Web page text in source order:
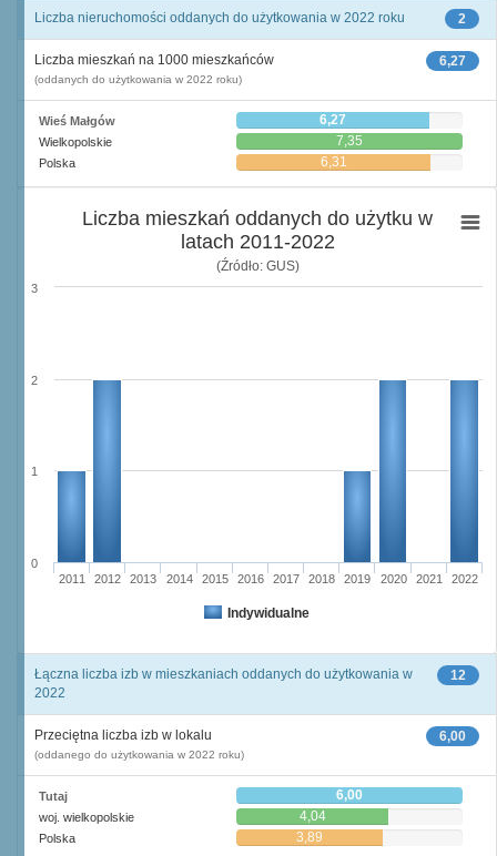
2
Liczba nieruchomości oddanych do użytkowania w 2022 roku
6,27
Liczba mieszkań na 1000 mieszkańców
(oddanych do użytkowania w 2022 roku)
Wieś Małgów 6,27
Wielkopolskie 7,35
Polska 6,31
Liczba mieszkań oddanych do użytku w
latach 2011-2022
(Źródło: GUS)
Indywidualne
2011 2012 2013 2014 2015 2016 2017 2018 2019 2020 2021 2022
0
1
2
3
12
Łączna liczba izb w mieszkaniach oddanych do użytkowania w
2022
6,00
Przeciętna liczba izb w lokalu
(oddanego do użytkowania w 2022 roku)
Tutaj 6,00
woj. wielkopolskie 4,04
Polska 3,89